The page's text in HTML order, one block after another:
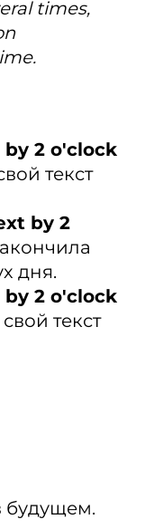
times,
2 o'clock
текст
by 2
дня.
2 o'clock
текст
будущем.